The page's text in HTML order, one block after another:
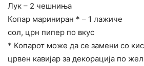
Лук – 2 чешниња
Копар мариниран * – 1 лажиче
сол, црн пипер по вкус
* Копарот може да се замени со
црвен кавијар за декорација по